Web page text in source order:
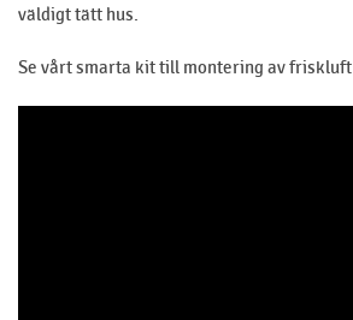
väldigt tätt hus.
Se vårt smarta kit till montering av friskluft